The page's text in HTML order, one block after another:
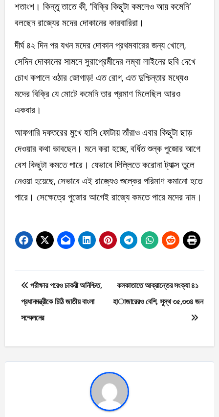
শতাংশ। কিন্তু তাতে কী, ‘বিক্রি কিছুটা কমলেও আয় কমেনি’
বলছেন রাজ্যের মদের দোকানের কারবারিরা।
দীর্ঘ ৪২ দিন পর যখন মদের দোকান প্রথমবারের জন্য খোলে,
সেদিন দোকানের সামনে সুরাপ্রেমীদের লম্বা লাইনের ছবি দেখে
চোখ কপালে ওঠার জোগাড়! এত রোগ, এত দুশ্চিন্তার মধ্যেও
মদের বিক্রি যে মোটে কমেনি তার প্রমাণ মিলেছিল আরও
একবার।
আফগারি দফতরের মুখে হাসি ফোটায় তাঁরাও এবার কিছুটা ছাড়
দেওয়ার কথা ভাবছেন। মনে করা হচ্ছে, বর্ধিত শুল্ক পুজোর আগে
বেশ কিছুটা কমতে পারে। যেভাবে দিল্লিতে করোনা ট্যাক্স তুলে
নেওয়া হয়েছে, সেভাবে এই রাজ্যেও শুল্কের পরিমাণ কমানো হতে
পারে। সেক্ষেত্রে পুজোর আগেই রাজ্যে কমতে পারে মদের দাম।
Post
navigation
পরীক্ষার পরেও চাকরী অনিশ্চিত,
প্রধানমন্ত্রীকে চিঠি জাতীয় বাংলা
সম্মেলনের
কলকাতাতে আক্রান্তের সংক্যা ৪১
হাজারেরও বেশি, সুস্থ ৩৫,৩৩৪ জন